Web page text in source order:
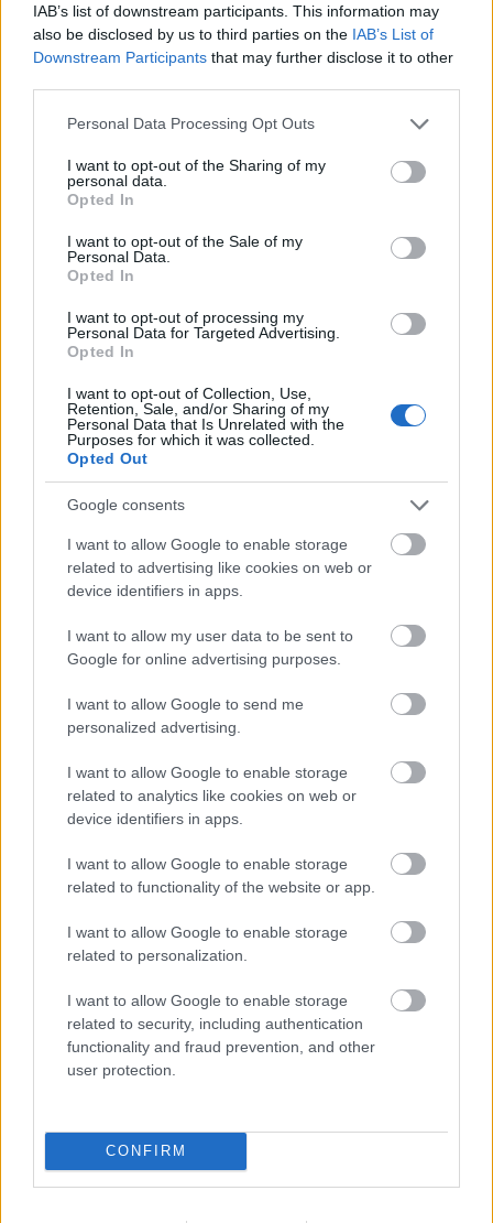
IAB’s list of downstream participants. This information may
also be disclosed by us to third parties on the IAB’s List of
Downstream Participants that may further disclose it to other
Please note that this website/app uses one or more Google
not limited to your visit or usage behaviour. You may click to
grant or deny consent to Google and its third-party tags to
use your data for below specified purposes in below Google
consent section.
Personal Data Processing Opt Outs
I want to opt-out of the Sharing of my
personal data.
Opted In
I want to opt-out of the Sale of my
Personal Data.
Opted In
I want to opt-out of processing my
Personal Data for Targeted Advertising.
Opted In
I want to opt-out of Collection, Use,
Retention, Sale, and/or Sharing of my
Personal Data that Is Unrelated with the
Purposes for which it was collected.
Opted Out
Google consents
I want to allow Google to enable storage
related to advertising like cookies on web or
device identifiers in apps.
I want to allow my user data to be sent to
Google for online advertising purposes.
I want to allow Google to send me
personalized advertising.
I want to allow Google to enable storage
related to analytics like cookies on web or
device identifiers in apps.
I want to allow Google to enable storage
related to functionality of the website or app.
I want to allow Google to enable storage
related to personalization.
I want to allow Google to enable storage
related to security, including authentication
functionality and fraud prevention, and other
user protection.
CONFIRM
pár napja megnéztem, érettek-e már a gyümölcsök,
csalódottan láttam, hogy még csak halványpirosas
Tegnap délutánra viszont nagy örömömre egészen
mélyvörös árnyalatot öltöttek a cseresznyék. A
szürettel várunk még egy-két napot, amíg egészen
feketék nem lesznek, de annyit már tudtam szedni,
A rácsos cseresznyés sütemény receptjét
találjátok. Jó étvágyat!
Címkék:cseresznye recept
Ajánlott bejegyzések: